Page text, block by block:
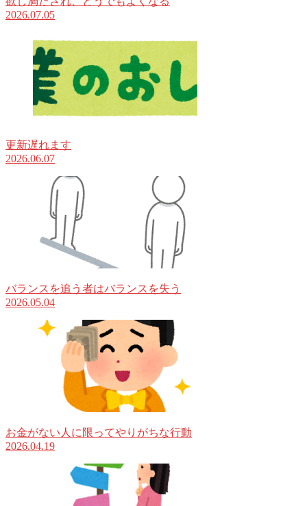
2026.07.05
更新遅れます
2026.06.07
バランスを追う者はバランスを失う
2026.05.04
お金がない人に限ってやりがちな行動
2026.04.19